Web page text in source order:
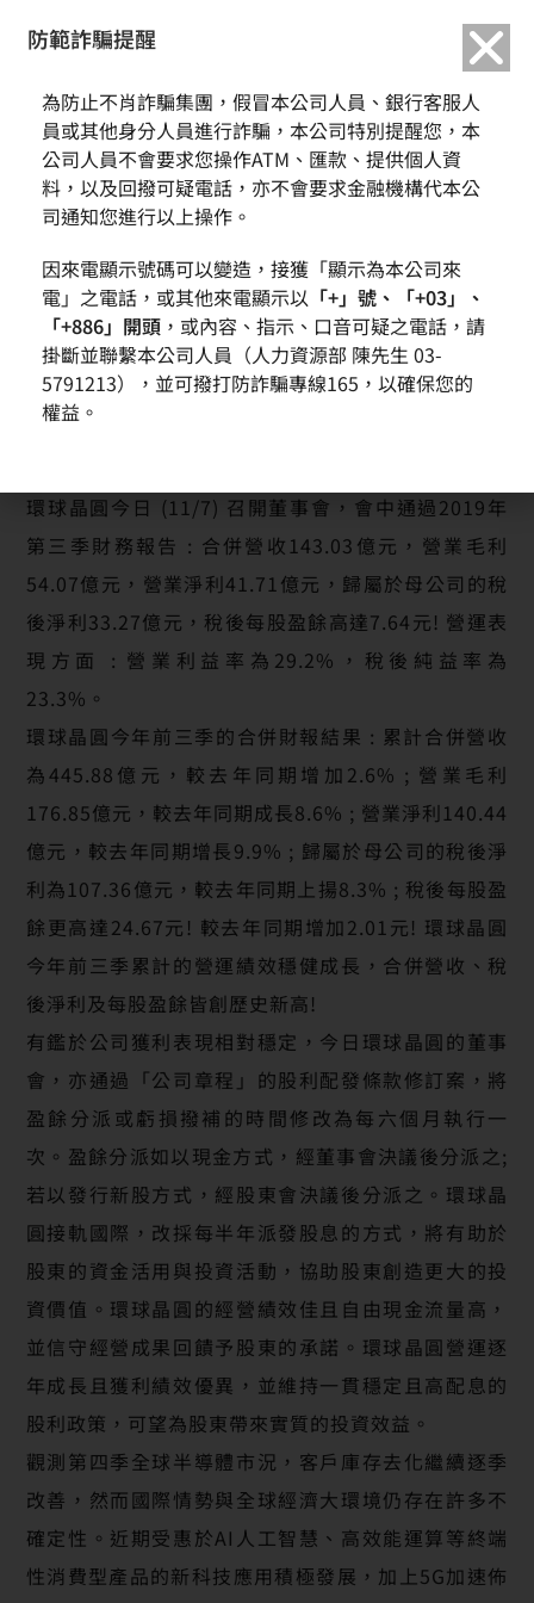
環球晶圓第三季 EPS 7.64元 前三季累計 EPS 24.67元 前三季累計營收、稅後
淨利及EPS皆創同期歷史新高
環球晶圓第三季 EPS 7.64元 前三季累計 EPS 24.67元 前三季
累計營收、稅後淨利及EPS皆創同期歷史新高
環球晶圓今日 (11/7) 召開董事會，會中通過2019年
第三季財務報告 : 合併營收143.03億元，營業毛利
54.07億元，營業淨利41.71億元，歸屬於母公司的稅
後淨利33.27億元，稅後每股盈餘高達7.64元! 營運表
現方面 : 營業利益率為29.2%，稅後純益率為
23.3%。
環球晶圓今年前三季的合併財報結果 : 累計合併營收
為445.88億元，較去年同期增加2.6% ; 營業毛利
176.85億元，較去年同期成長8.6% ; 營業淨利140.44
億元，較去年同期增長9.9% ; 歸屬於母公司的稅後淨
利為107.36億元，較去年同期上揚8.3% ; 稅後每股盈
餘更高達24.67元! 較去年同期增加2.01元! 環球晶圓
今年前三季累計的營運績效穩健成長，合併營收、稅
後淨利及每股盈餘皆創歷史新高!
有鑑於公司獲利表現相對穩定，今日環球晶圓的董事
會，亦通過「公司章程」的股利配發條款修訂案，將
盈餘分派或虧損撥補的時間修改為每六個月執行一
次。盈餘分派如以現金方式，經董事會決議後分派之;
若以發行新股方式，經股東會決議後分派之。環球晶
圓接軌國際，改採每半年派發股息的方式，將有助於
股東的資金活用與投資活動，協助股東創造更大的投
資價值。環球晶圓的經營績效佳且自由現金流量高，
並信守經營成果回饋予股東的承諾。環球晶圓營運逐
年成長且獲利績效優異，並維持一貫穩定且高配息的
股利政策，可望為股東帶來實質的投資效益。
觀測第四季全球半導體市況，客戶庫存去化繼續逐季
改善，然而國際情勢與全球經濟大環境仍存在許多不
確定性。近期受惠於AI人工智慧、高效能運算等終端
性消費型產品的新科技應用積極發展，加上5G加速佈
防範詐騙提醒
為防止不肖詐騙集團，假冒本公司人員、銀行客服人
員或其他身分人員進行詐騙，本公司特別提醒您，本
公司人員不會要求您操作ATM、匯款、提供個人資
料，以及回撥可疑電話，亦不會要求金融機構代本公
司通知您進行以上操作。
因來電顯示號碼可以變造，接獲「顯示為本公司來
電」之電話，或其他來電顯示以 「+」號、「+03」、
「+886」開頭 ，或內容、指示、口音可疑之電話，請
掛斷並聯繫本公司人員（人力資源部 陳先生 03-
5791213），並可撥打防詐騙專線165，以確保您的
權益。